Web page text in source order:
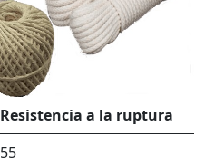
Resistencia a la ruptura
55